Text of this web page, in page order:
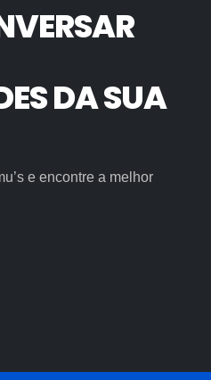
DA SUA
e encontre a melhor